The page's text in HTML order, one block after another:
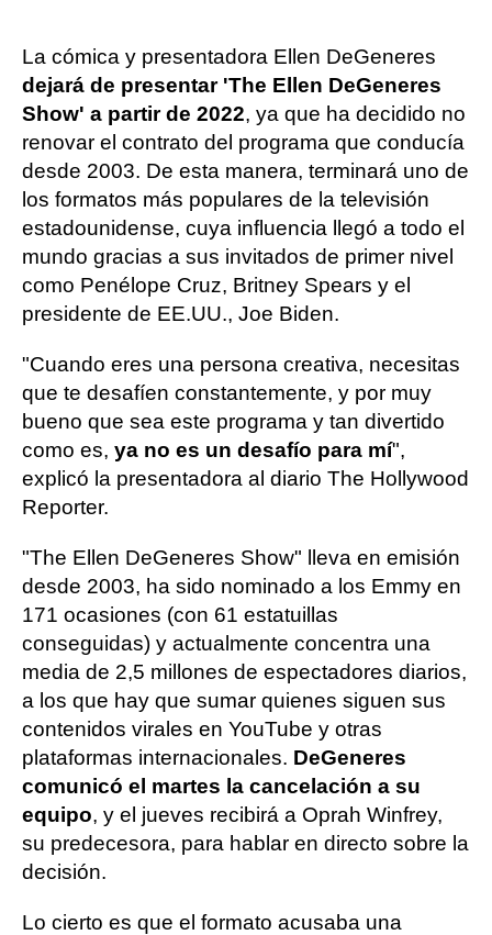
La cómica y presentadora Ellen DeGeneres
dejará de presentar 'The Ellen DeGeneres
Show' a partir de 2022, ya que ha decidido no
renovar el contrato del programa que conducía
desde 2003. De esta manera, terminará uno de
los formatos más populares de la televisión
estadounidense, cuya influencia llegó a todo el
mundo gracias a sus invitados de primer nivel
como Penélope Cruz, Britney Spears y el
presidente de EE.UU., Joe Biden.
"Cuando eres una persona creativa, necesitas
que te desafíen constantemente, y por muy
bueno que sea este programa y tan divertido
como es, ya no es un desafío para mí",
explicó la presentadora al diario The Hollywood
Reporter.
"The Ellen DeGeneres Show" lleva en emisión
desde 2003, ha sido nominado a los Emmy en
171 ocasiones (con 61 estatuillas
conseguidas) y actualmente concentra una
media de 2,5 millones de espectadores diarios,
a los que hay que sumar quienes siguen sus
contenidos virales en YouTube y otras
plataformas internacionales. DeGeneres
comunicó el martes la cancelación a su
equipo, y el jueves recibirá a Oprah Winfrey,
su predecesora, para hablar en directo sobre la
decisión.
Lo cierto es que el formato acusaba una